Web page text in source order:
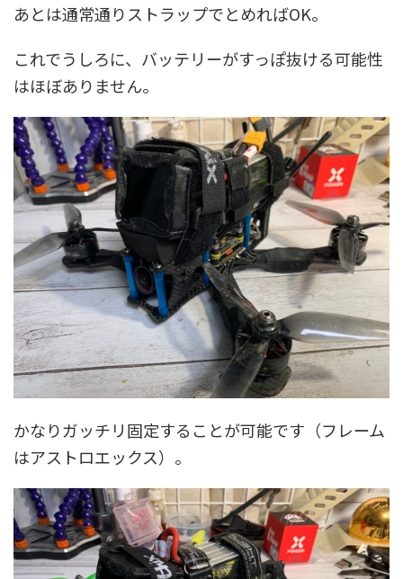
あとは通常通りストラップでとめればOK。
これでうしろに、バッテリーがすっぽ抜ける可能性
はほぼありません。
かなりガッチリ固定することが可能です（フレーム
はアストロエックス）。